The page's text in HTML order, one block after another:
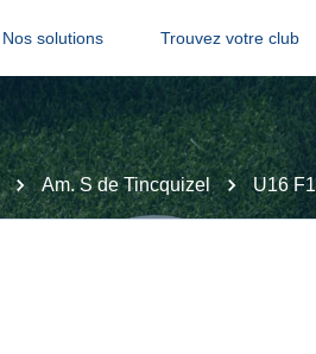
Nos solutions Trouvez votre club
Am. S de Tincquizel U16 F1